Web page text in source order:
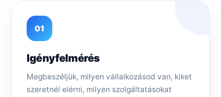
01
Igényfelmérés
Megbeszéljük, milyen vállalkozásod van, kiket
szeretnél elérni, milyen szolgáltatásokat